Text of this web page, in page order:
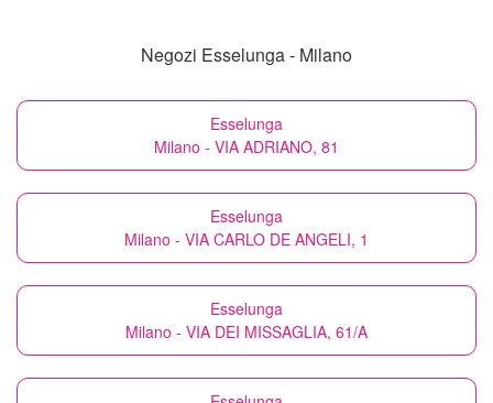
Negozi Esselunga - Milano
Esselunga
Milano - VIA ADRIANO, 81
Esselunga
Milano - VIA CARLO DE ANGELI, 1
Esselunga
Milano - VIA DEI MISSAGLIA, 61/A